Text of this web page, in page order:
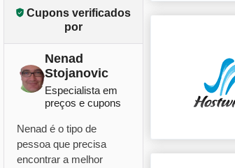
Cupons verificados
por
Nenad
Stojanovic
Especialista em
preços e cupons
Nenad é o tipo de
pessoa que precisa
encontrar a melhor